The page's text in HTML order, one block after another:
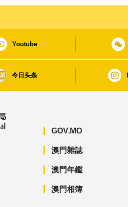
Youtube
今日头条
GOV.MO
澳門雜誌
澳門年鑑
澳門相簿